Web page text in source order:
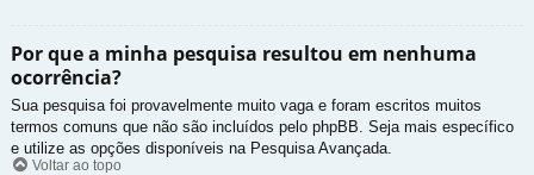
Por que a minha pesquisa resultou em nenhuma
ocorrência?
Sua pesquisa foi provavelmente muito vaga e foram escritos muitos
termos comuns que não são incluídos pelo phpBB. Seja mais específico
e utilize as opções disponíveis na Pesquisa Avançada.
Voltar ao topo